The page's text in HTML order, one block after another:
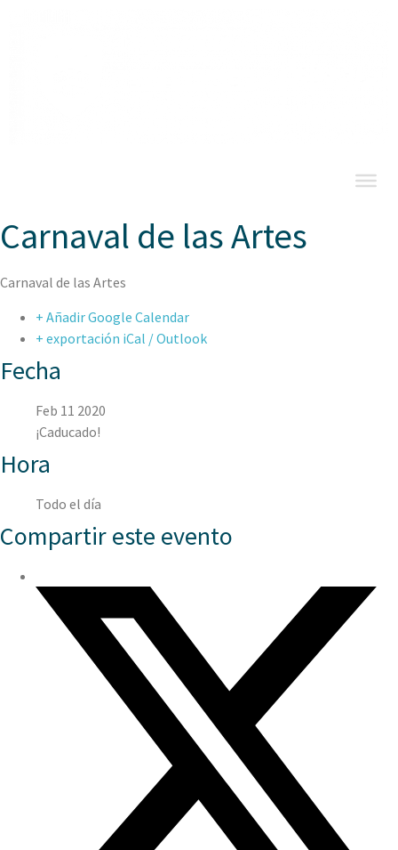
Carnaval de las Artes
Carnaval de las Artes
+ Añadir Google Calendar
+ exportación iCal / Outlook
Fecha
Feb 11 2020
¡Caducado!
Hora
Todo el día
Compartir este evento